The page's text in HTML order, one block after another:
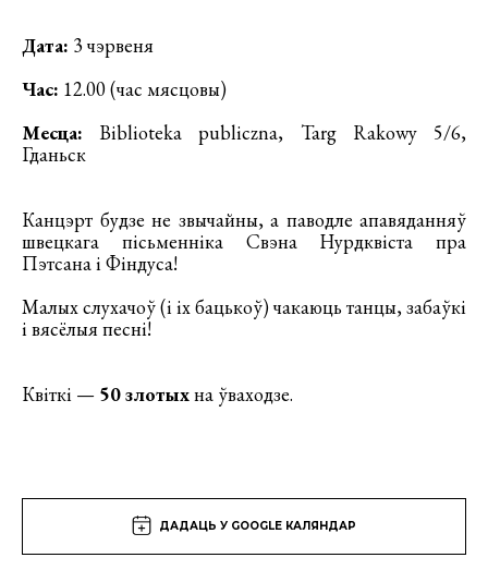
Дата: 3 чэрвеня
Час: 12.00 (час мясцовы)
Месца: Biblioteka publiczna, Targ Rakowy 5/6,
Гданьск
Канцэрт будзе не звычайны, а паводле апавяданняў
швецкага пісьменніка Свэна Нурдквіста пра
Пэтсана і Фіндуса!
Малых слухачоў (і іх бацькоў) чакаюць танцы, забаўкі
і вясёлыя песні!
Квіткі — 50 злотыхна ўваходзе.
ДАДАЦЬ У GOOGLE КАЛЯНДАР